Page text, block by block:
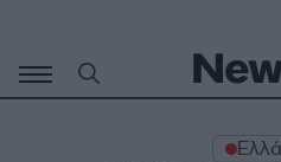
περιεχόμενο